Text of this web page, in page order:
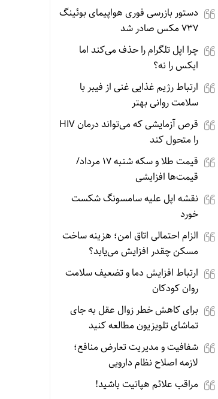
دستور بازرسی فوری هواپیمای بوئینگ
۷۳۷ مکس صادر شد
چرا اپل تلگرام را حذف می‌کند اما
ایکس را نه؟
ارتباط رژیم غذایی غنی از فیبر با
سلامت روانی بهتر
قرص آزمایشی که می‌تواند درمان HIV
را متحول کند
قیمت طلا و سکه شنبه 17 مرداد/
قیمت‌ها افزایشی
نقشه اپل علیه سامسونگ شکست
خورد
الزام احتمالی اتاق امن؛ هزینه ساخت
مسکن چقدر افزایش می‌یابد؟
ارتباط افزایش دما و تضعیف سلامت
روان کودکان
برای کاهش خطر زوال عقل به جای
تماشای تلویزیون مطالعه کنید
شفافیت و مدیریت تعارض منافع؛
لازمه اصلاح نظام دارویی
مراقب علائم هپاتیت باشید!